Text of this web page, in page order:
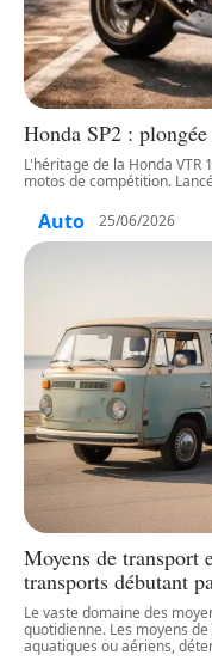
Honda SP2 :
L'héritage de la Honda VTR
motos de compétition.
Auto 25/06/2026
Moyens de transport
transports débutant
Le vaste domaine des
quotidienne. Les moyens
aquatiques ou aériens,